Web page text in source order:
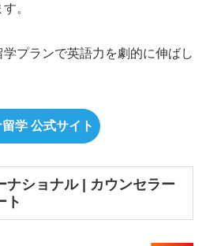
。
プランで英語力を劇的に伸ばし
学 公式サイト
ナショナル | カウンセラー
ト